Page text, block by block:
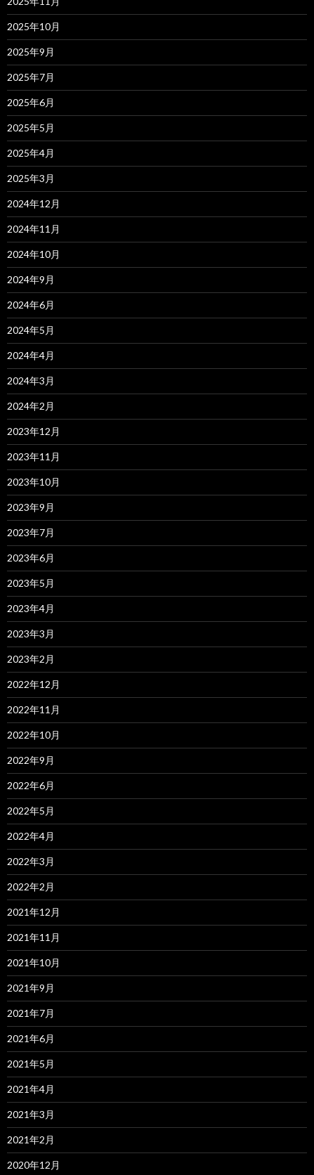
2025年10月
2025年9月
2025年7月
2025年6月
2025年5月
2025年4月
2025年3月
2024年12月
2024年11月
2024年10月
2024年9月
2024年6月
2024年5月
2024年4月
2024年3月
2024年2月
2023年12月
2023年11月
2023年10月
2023年9月
2023年7月
2023年6月
2023年5月
2023年4月
2023年3月
2023年2月
2022年12月
2022年11月
2022年10月
2022年9月
2022年6月
2022年5月
2022年4月
2022年3月
2022年2月
2021年12月
2021年11月
2021年10月
2021年9月
2021年7月
2021年6月
2021年5月
2021年4月
2021年3月
2021年2月
2020年12月